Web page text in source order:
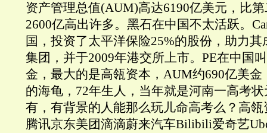
资产管理总值(AUM)高达6190亿美元，比第
2600亿高出许多。黑石在中国不太活跃。
国，投资了太平洋保险25%的股份，助力
集团，并于2009年港交所上市。PE在中国
金，最大的是高瓴资本，AUM约690亿美
的海龟，72年生人，当年就是河南一高考
有，有背景的人能那么玩儿命高考么？高
腾讯京东美团滴滴蔚来汽车Bilibili爱奇艺